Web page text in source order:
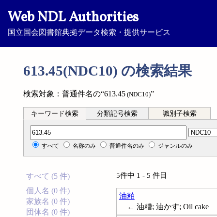
Web NDL Authorities
国立国会図書館典拠データ検索・提供サービス
613.45(NDC10) の検索結果
検索対象：普通件名の“613.45 (NDC10)”
キーワード検索 分類記号検索 識別子検索
分類記号検索
すべて 名称のみ 普通件名のみ ジャンルのみ
すべて (5 件)
個人名 (0 件)
家族名 (0 件)
団体名 (0 件)
5件中 1 - 5 件目
油粕
← 油糟; 油かす; Oil cake